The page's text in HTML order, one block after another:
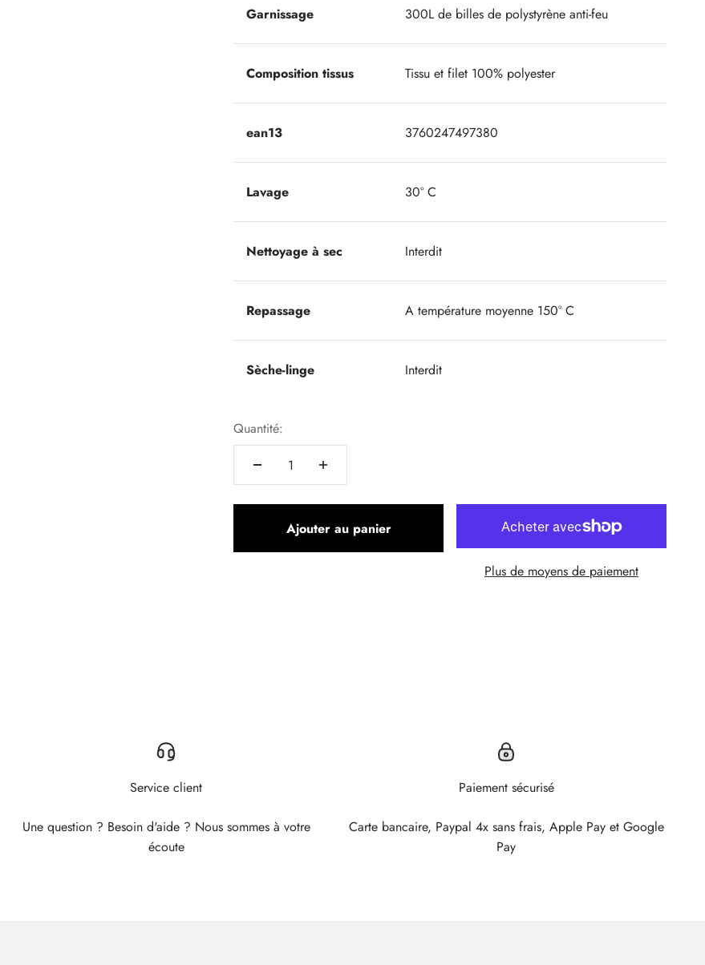
Garnissage 300L de billes de polystyrène anti-feu
Composition tissus Tissu et filet 100% polyester
ean13 3760247497380
Lavage 30° C
Nettoyage à sec Interdit
Repassage A température moyenne 150° C
Sèche-linge Interdit
Quantité:
Ajouter au panier
Plus de moyens de paiement
Service client
Une question ? Besoin d'aide ? Nous sommes à votre
écoute
Paiement sécurisé
Carte bancaire, Paypal 4x sans frais, Apple Pay et Google
Pay